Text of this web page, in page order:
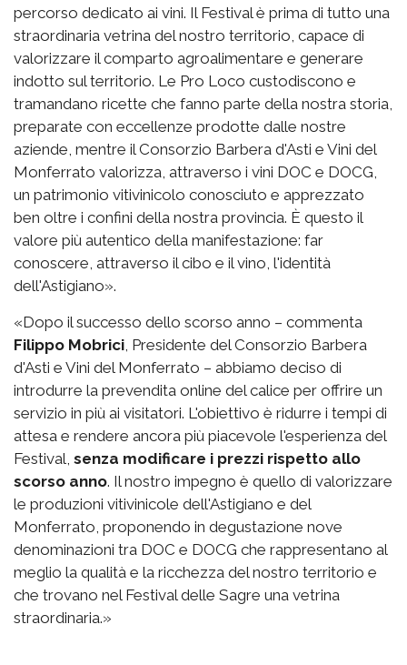
percorso dedicato ai vini. Il Festival è prima di tutto una
straordinaria vetrina del nostro territorio, capace di
valorizzare il comparto agroalimentare e generare
indotto sul territorio. Le Pro Loco custodiscono e
tramandano ricette che fanno parte della nostra storia,
preparate con eccellenze prodotte dalle nostre
aziende, mentre il Consorzio Barbera d'Asti e Vini del
Monferrato valorizza, attraverso i vini DOC e DOCG,
un patrimonio vitivinicolo conosciuto e apprezzato
ben oltre i confini della nostra provincia. È questo il
valore più autentico della manifestazione: far
conoscere, attraverso il cibo e il vino, l'identità
dell'Astigiano».
«Dopo il successo dello scorso anno – commenta
Filippo Mobrici , Presidente del Consorzio Barbera
d'Asti e Vini del Monferrato – abbiamo deciso di
introdurre la prevendita online del calice per offrire un
servizio in più ai visitatori. L'obiettivo è ridurre i tempi di
attesa e rendere ancora più piacevole l'esperienza del
Festival, senza modificare i prezzi rispetto allo
scorso anno. Il nostro impegno è quello di valorizzare
le produzioni vitivinicole dell'Astigiano e del
Monferrato, proponendo in degustazione nove
denominazioni tra DOC e DOCG che rappresentano al
meglio la qualità e la ricchezza del nostro territorio e
che trovano nel Festival delle Sagre una vetrina
straordinaria.»